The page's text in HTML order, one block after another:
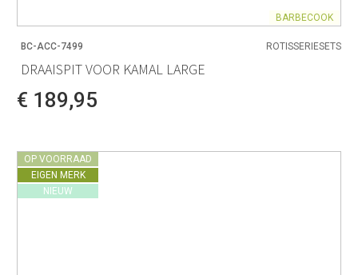
BARBECOOK
BC-ACC-7499 ROTISSERIESETS
DRAAISPIT VOOR KAMAL LARGE
€ 189,95
OP VOORRAAD
EIGEN MERK
NIEUW